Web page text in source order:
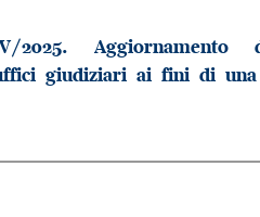
2025. Aggiornamento
giudiziari ai fini di